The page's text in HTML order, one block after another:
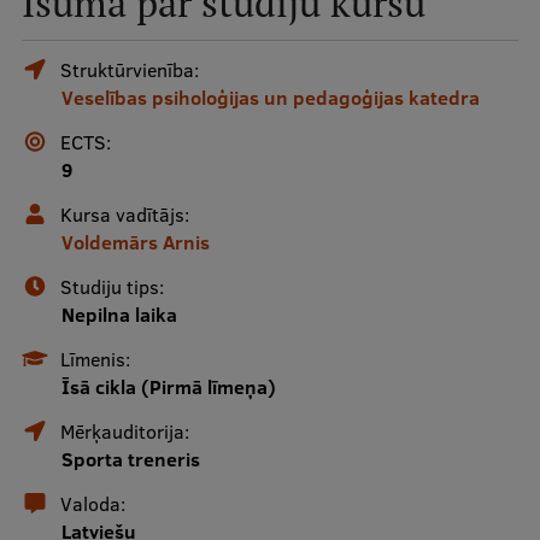
Mobile
galvenā
izvēlne
Studiju iespējas
Pamatstudiju programmas
Maģistra studiju programmas
Doktorantūra
Rezidentūra
Uzņemšana
Praktiska informācija
Par RSU
Struktūrvienība:
Veselības psiholoģijas un pedagoģijas katedra
ECTS:
9
Kursa vadītājs:
Voldemārs Arnis
Studiju tips:
Nepilna laika
Līmenis:
Īsā cikla (Pirmā līmeņa)
Mērķauditorija:
Sporta treneris
Valoda:
Latviešu